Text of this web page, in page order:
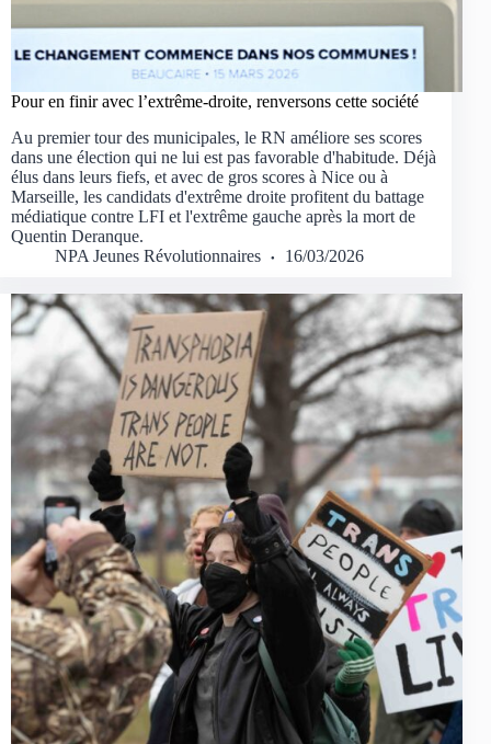
Pour en finir avec l’extrême-droite, renversons cette société
Au premier tour des municipales, le RN améliore ses scores
dans une élection qui ne lui est pas favorable d'habitude. Déjà
élus dans leurs fiefs, et avec de gros scores à Nice ou à
Marseille, les candidats d'extrême droite profitent du battage
médiatique contre LFI et l'extrême gauche après la mort de
Quentin Deranque.
NPA Jeunes Révolutionnaires
16/03/2026